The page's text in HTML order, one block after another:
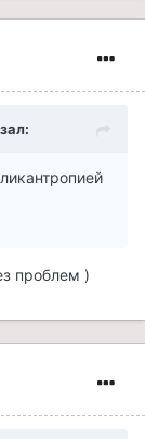
проблем )